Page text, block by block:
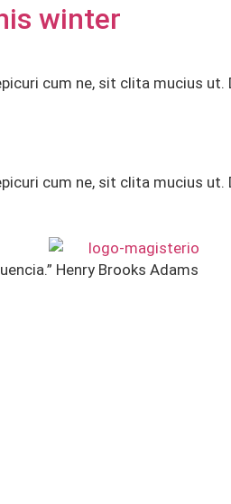
winter
cum ne, sit clita mucius ut.
cum ne, sit clita mucius ut.
Henry Brooks Adams